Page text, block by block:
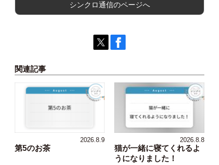
シンクロ通信のページへ
関連記事
2026.8.9
第5のお茶
2026.8.8
猫が一緒に寝てくれるよ
うになりました！